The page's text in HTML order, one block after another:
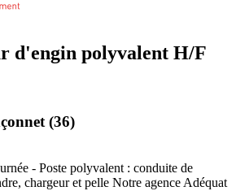
d'engin polyvalent H/F
(36)
- Poste polyvalent : conduite de
chargeur et pelle Notre agence Adéquat